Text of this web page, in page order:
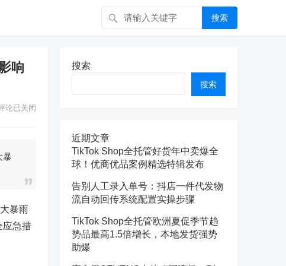
搜索
响
论已关闭
暴
暴雨
应急措
搜索
搜索
近期文章
TikTok Shop全托管好货年中卖爆全
球！优商优品案例精选特辑发布
告别人工录入单号：抖店一件代发物
流自动回传系统配置实操步骤
TikTok Shop全托管欧洲夏促季节趋
势品最高1.5倍增长，本地发货强势
助爆